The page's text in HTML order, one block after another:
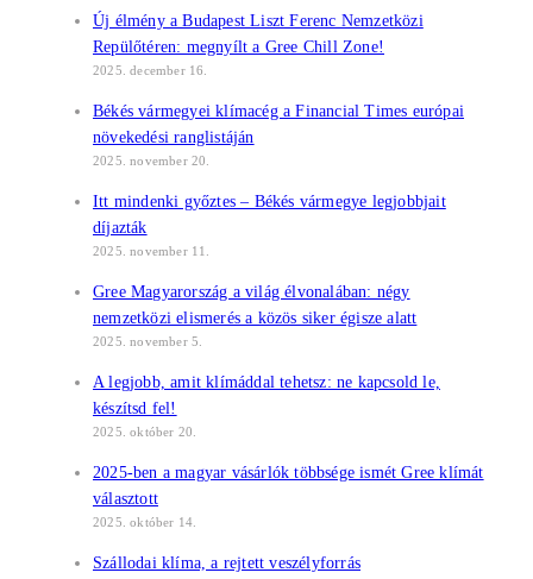
Új élmény a Budapest Liszt Ferenc Nemzetközi
Repülőtéren: megnyílt a Gree Chill Zone!
2025. december 16.
Békés vármegyei klímacég a Financial Times európai
növekedési ranglistáján
2025. november 20.
Itt mindenki győztes – Békés vármegye legjobbjait
díjazták
2025. november 11.
Gree Magyarország a világ élvonalában: négy
nemzetközi elismerés a közös siker égisze alatt
2025. november 5.
A legjobb, amit klímáddal tehetsz: ne kapcsold le,
készítsd fel!
2025. október 20.
2025-ben a magyar vásárlók többsége ismét Gree klímát
választott
2025. október 14.
Szállodai klíma, a rejtett veszélyforrás